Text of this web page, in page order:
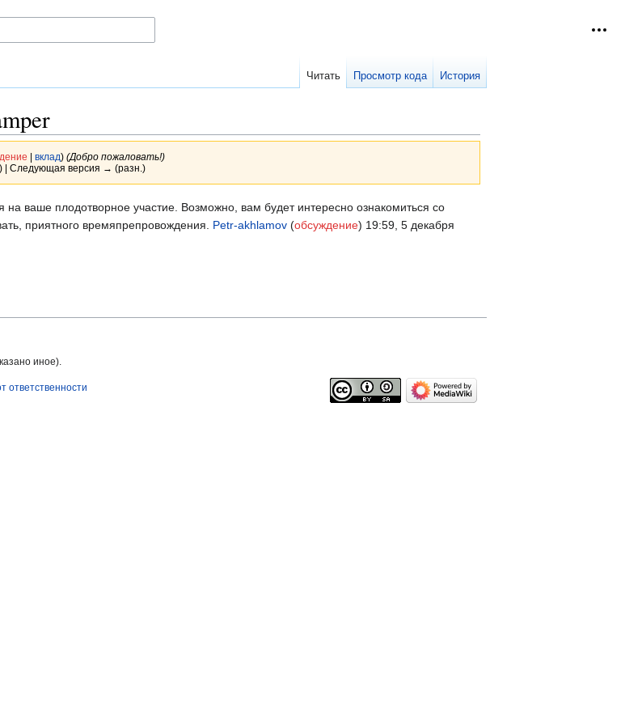
Читать Просмотр кода История
вклад) (Добро пожаловать!)
| Следующая версия → (разн.)
ваше плодотворное участие. Возможно, вам будет интересно ознакомиться со
приятного времяпрепровождения. Petr-akhlamov (обсуждение) 19:59, 5 декабря
иное).
ответственности